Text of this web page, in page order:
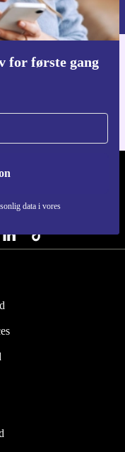
for første gang
data i vores
appen
NEW.